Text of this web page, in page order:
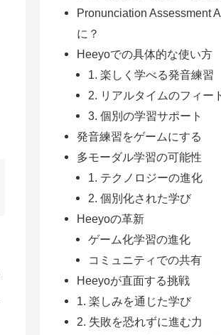
Pronunciation Assessment
に？
Heeyoでの具体的な使い方
1. 楽しく学べる発音練習
2. リアルタイムのフィー
3. 個別の学習サポート
発音練習をゲームにする
多モーダル学習の可能性
1. テクノロジーの進化
2. 個別化された学び
Heeyoの革新
ゲーム化学習の進化
コミュニティでの共有
Heeyoが直面する挑戦
1. 楽しみを通じた学び
2. 失敗を恐れずに進む力